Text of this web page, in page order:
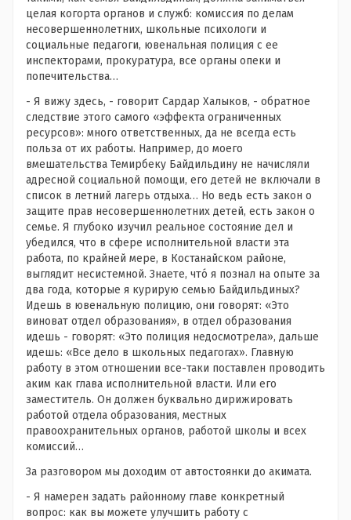
целая когорта органов и служб: комиссия по делам
несовершеннолетних, школьные психологи и
социальные педагоги, ювенальная полиция с ее
инспекторами, прокуратура, все органы опеки и
попечительства…
- Я вижу здесь, - говорит Сардар Халыков, - обратное
следствие этого самого «эффекта ограниченных
ресурсов»: много ответственных, да не всегда есть
польза от их работы. Например, до моего
вмешательства Темирбеку Байдильдину не начисляли
адресной социальной помощи, его детей не включали в
список в летний лагерь отдыха… Но ведь есть закон о
защите прав несовершеннолетних детей, есть закон о
семье. Я глубоко изучил реальное состояние дел и
убедился, что в сфере исполнительной власти эта
работа, по крайней мере, в Костанайском районе,
выглядит несистемной. Знаете, чтó я познал на опыте за
два года, которые я курирую семью Байдильдиных?
Идешь в ювенальную полицию, они говорят: «Это
виноват отдел образования», в отдел образования
идешь - говорят: «Это полиция недосмотрела», дальше
идешь: «Все дело в школьных педагогах». Главную
работу в этом отношении все-таки поставлен проводить
аким как глава исполнительной власти. Или его
заместитель. Он должен буквально дирижировать
работой отдела образования, местных
правоохранительных органов, работой школы и всех
комиссий…
За разговором мы доходим от автостоянки до акимата.
- Я намерен задать районному главе конкретный
вопрос: как вы можете улучшить работу с